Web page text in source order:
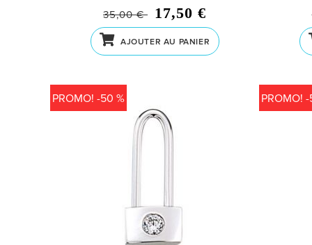
35,00 € 17,50 €
AJOUTER AU PANIER
PROMO! -50 % PROMO!